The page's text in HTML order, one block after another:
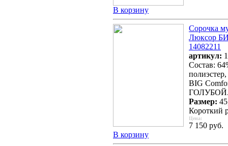
В корзину
Сорочка
Люксор
14082211
артикул:
Состав:
BIG
Размер:
Короткий
Цена:
7 150 руб.
В корзину